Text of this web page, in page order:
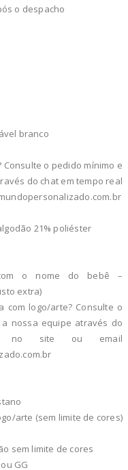
o despacho
branco
o pedido mínimo e
do chat em tempo real
21% poliéster
o nome do bebê –
extra)
com logo/arte? Consulte o
nossa equipe através do
no site ou email
arte (sem limite de cores)
sem limite de cores
GG